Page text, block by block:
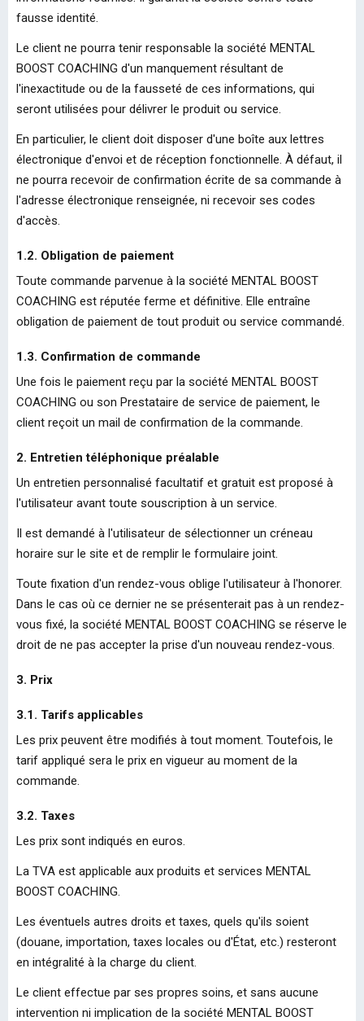
fausse identité.
Le client ne pourra tenir responsable la société MENTAL
BOOST COACHING d'un manquement résultant de
l'inexactitude ou de la fausseté de ces informations, qui
seront utilisées pour délivrer le produit ou service.
En particulier, le client doit disposer d'une boîte aux lettres
électronique d'envoi et de réception fonctionnelle. À défaut, il
ne pourra recevoir de confirmation écrite de sa commande à
l'adresse électronique renseignée, ni recevoir ses codes
d'accès.
1.2. Obligation de paiement
Toute commande parvenue à la société MENTAL BOOST
COACHING est réputée ferme et définitive. Elle entraîne
obligation de paiement de tout produit ou service commandé.
1.3. Confirmation de commande
Une fois le paiement reçu par la société MENTAL BOOST
COACHING ou son Prestataire de service de paiement, le
client reçoit un mail de confirmation de la commande.
2. Entretien téléphonique préalable
Un entretien personnalisé facultatif et gratuit est proposé à
l'utilisateur avant toute souscription à un service.
Il est demandé à l'utilisateur de sélectionner un créneau
horaire sur le site et de remplir le formulaire joint.
Toute fixation d'un rendez-vous oblige l'utilisateur à l'honorer.
Dans le cas où ce dernier ne se présenterait pas à un rendez-
vous fixé, la société MENTAL BOOST COACHING se réserve le
droit de ne pas accepter la prise d'un nouveau rendez-vous.
3. Prix
3.1. Tarifs applicables
Les prix peuvent être modifiés à tout moment. Toutefois, le
tarif appliqué sera le prix en vigueur au moment de la
commande.
3.2. Taxes
Les prix sont indiqués en euros.
La TVA est applicable aux produits et services MENTAL
BOOST COACHING.
Les éventuels autres droits et taxes, quels qu'ils soient
(douane, importation, taxes locales ou d'État, etc.) resteront
en intégralité à la charge du client.
Le client effectue par ses propres soins, et sans aucune
intervention ni implication de la société MENTAL BOOST